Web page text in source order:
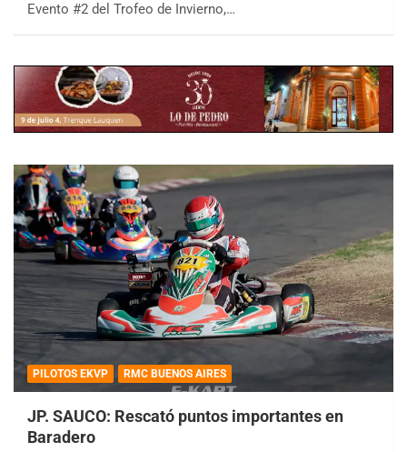
Evento #2 del Trofeo de Invierno,…
PILOTOS EKVP RMC BUENOS AIRES
JP. SAUCO: Rescató puntos importantes en
Baradero